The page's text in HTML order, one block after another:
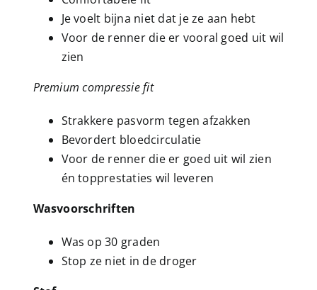
Je voelt bijna niet dat je ze aan hebt
Voor de renner die er vooral goed uit wil
zien
Premium compressie fit
Strakkere pasvorm tegen afzakken
Bevordert bloedcirculatie
Voor de renner die er goed uit wil zien
én topprestaties wil leveren
Wasvoorschriften
Was op 30 graden
Stop ze niet in de droger